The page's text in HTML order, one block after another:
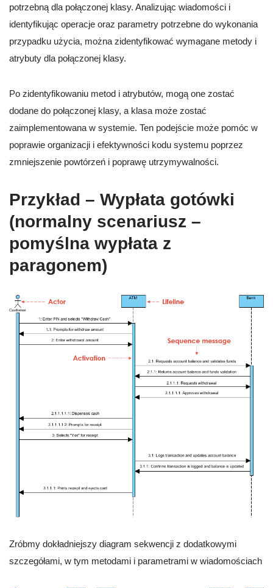
potrzebną dla połączonej klasy. Analizując wiadomości i
identyfikując operacje oraz parametry potrzebne do wykonania
przypadku użycia, można zidentyfikować wymagane metody i
atrybuty dla połączonej klasy.
Po zidentyfikowaniu metod i atrybutów, mogą one zostać
dodane do połączonej klasy, a klasa może zostać
zaimplementowana w systemie. Ten podejście może pomóc w
poprawie organizacji i efektywności kodu systemu poprzez
zmniejszenie powtórzeń i poprawę utrzymywalności.
Przykład – Wypłata gotówki
(normalny scenariusz –
pomyślna wypłata z
paragonem)
Zróbmy dokładniejszy diagram sekwencji z dodatkowymi
szczegółami, w tym metodami i parametrami w wiadomościach